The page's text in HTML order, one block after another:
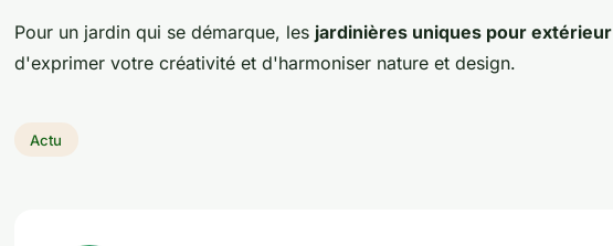
Pour un jardin qui se démarque, les jardinières uniques pour extérieur
d'exprimer votre créativité et d'harmoniser nature et design.
Actu